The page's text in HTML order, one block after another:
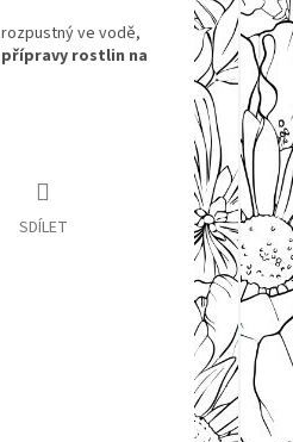
rozpustný ve vodě,
přípravy rostlin na
SDÍLET